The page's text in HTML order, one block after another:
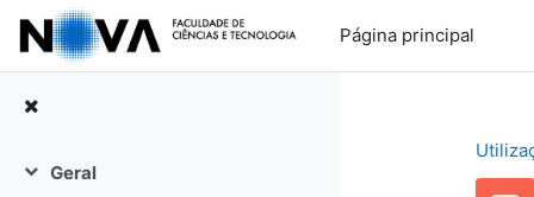
Ir para o conteúdo principal
Página principal
Contrair
Geral